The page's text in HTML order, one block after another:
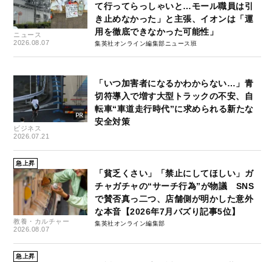
ニュース
2026.08.07
て行ってらっしゃいと…モール職員は引
き止めなかった」と主張、イオンは「運
用を徹底できなかった可能性」
集英社オンライン編集部ニュース班
ビジネス
2026.07.21
「いつ加害者になるかわからない…」青
切符導入で増す大型トラックの不安、自
転車“車道走行時代”に求められる新たな
安全対策
急上昇
教養・カルチャー
2026.08.07
「貧乏くさい」「禁止にしてほしい」ガ
チャガチャの“サーチ行為”が物議 SNS
で賛否真っ二つ、店舗側が明かした意外
な本音【2026年7月バズり記事5位】
集英社オンライン編集部
急上昇